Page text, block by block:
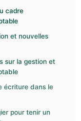
cadre
et nouvelles
sur la gestion et
écriture dans le
pour tenir un